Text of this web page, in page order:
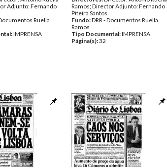
Adjunto: Fernando
Ruella
IMPRENSA
Ramos; Director Adjunto: Fernando
Piteira Santos
Fundo:DRR - Documentos Ruella
Ramos
Tipo Documental:IMPRENSA
Página(s):32